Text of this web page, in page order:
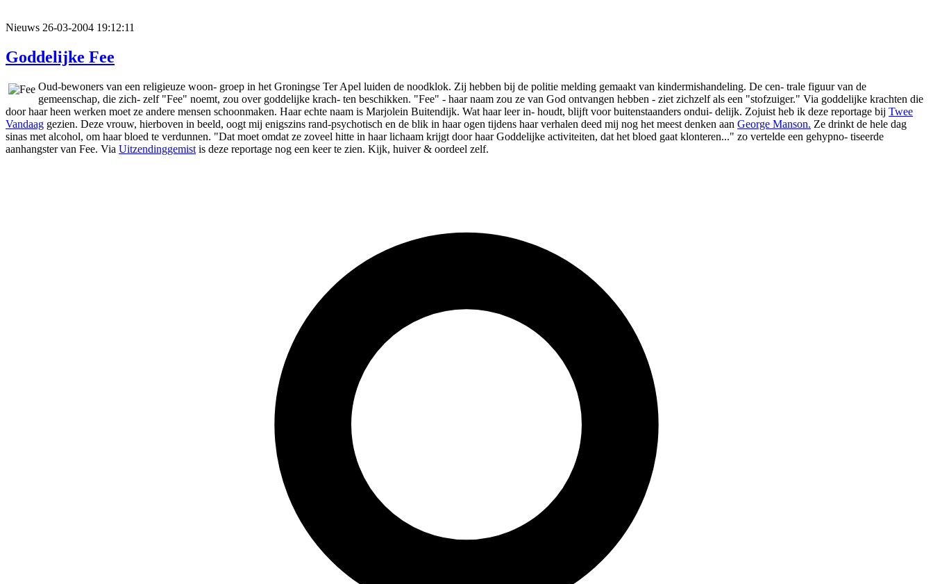
Nieuws 26-03-2004 19:12:11
Goddelijke Fee
Oud-bewoners van een religieuze woon- groep in het Groningse Ter Apel luiden de noodklok. Zij hebben bij de politie melding gemaakt van kindermishandeling. De cen- trale figuur van de
gemeenschap, die zich- zelf "Fee" noemt, zou over goddelijke krach- ten beschikken. "Fee" - haar naam zou ze van God ontvangen hebben - ziet zichzelf als een "stofzuiger." Via goddelijke krachten die
door haar heen werken moet ze andere mensen schoonmaken. Haar echte naam is Marjolein Buitendijk. Wat haar leer in- houdt, blijft voor buitenstaanders ondui- delijk. Zojuist heb ik deze reportage bij Twee
Vandaag gezien. Deze vrouw, hierboven in beeld, oogt mij enigszins rand-psychotisch en de blik in haar ogen tijdens haar verhalen deed mij nog het meest denken aan George Manson. Ze drinkt de hele dag
sinas met alcohol, om haar bloed te verdunnen. "Dat moet omdat ze zoveel hitte in haar lichaam krijgt door haar Goddelijke activiteiten, dat het bloed gaat klonteren..." zo vertelde een gehypno- tiseerde
aanhangster van Fee. Via Uitzendinggemist is deze reportage nog een keer te zien. Kijk, huiver & oordeel zelf.